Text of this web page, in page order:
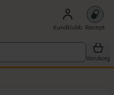
Kundklubb Recept
Varukorg